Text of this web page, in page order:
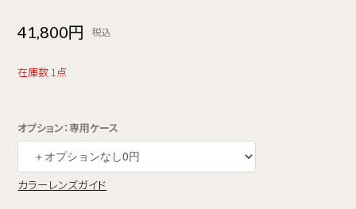
41,800円 税込
在庫数 1点
オプション：専用ケース
カラーレンズガイド